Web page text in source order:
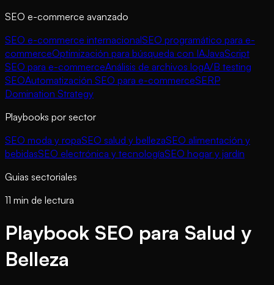
SEO e-commerce avanzado
SEO e-commerce internacionalSEO programático para e-
commerceOptimización para búsqueda con IAJavaScript
SEO para e-commerceAnálisis de archivos logA/B testing
SEOAutomatización SEO para e-commerceSERP
Domination Strategy
Playbooks por sector
SEO moda y ropaSEO salud y bellezaSEO alimentación y
bebidasSEO electrónica y tecnologíaSEO hogar y jardín
Guias sectoriales
11 min de lectura
Playbook SEO para Salud y
Belleza